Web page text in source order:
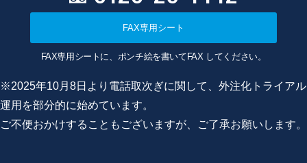
FAX専用シート
FAX専用シートに、ポンチ絵を書いてFAX してください。
※2025年10月8日より電話取次ぎに関して、外注化トライアル
運用を部分的に始めています。
ご不便おかけすることもございますが、ご了承お願いします。